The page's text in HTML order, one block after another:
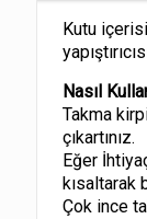
Kutu
Nasıl
Takma
çıkartınız.
Eğer
kısaltarak
Çok ince